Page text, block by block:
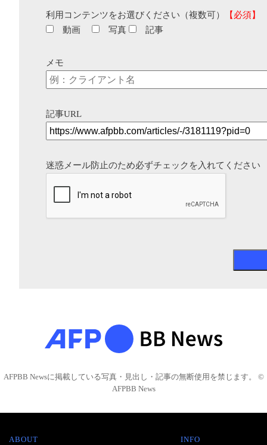
利用コンテンツをお選びください（複数可）
【必須】
動画
写真 記事
メモ
記事URL
迷惑メール防止のため必ずチェックを入れてください
AFPBB Newsに掲載している写真・見出し・記事の無断使用を禁じます。 ©
AFPBB News
ABOUT INFO